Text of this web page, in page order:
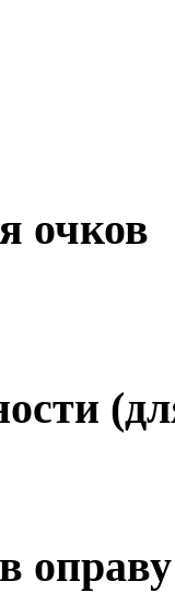
очков
оправу